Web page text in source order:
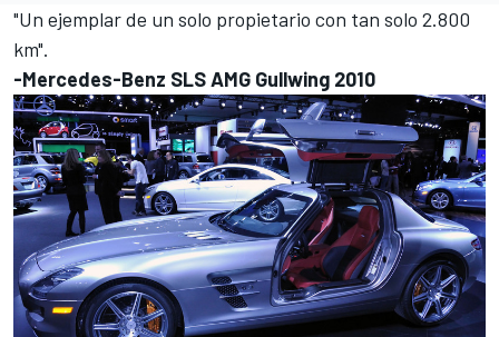
"Un ejemplar de un solo propietario con tan solo 2.800
km".
-Mercedes-Benz SLS AMG Gullwing 2010